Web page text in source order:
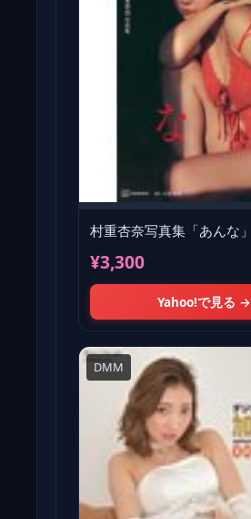
村重杏奈写真集「あんな」
¥3,300
Yahoo!で見る →
DMM